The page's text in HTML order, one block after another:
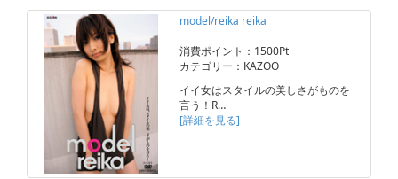
model/reika reika
消費ポイント：1500Pt
カテゴリー：KAZOO
イイ女はスタイルの美しさがものを
言う！R…
[詳細を見る]